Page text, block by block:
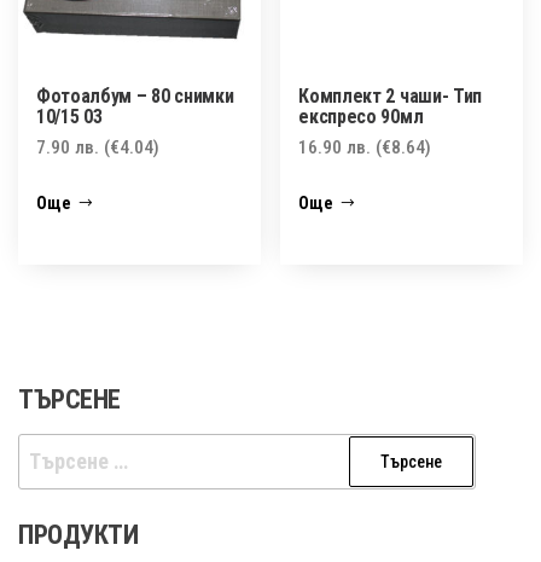
Фотоалбум – 80 снимки
10/15 03
7.90 лв. (€4.04)
Още
Комплект 2 чаши- Тип
експресо 90мл
16.90лв. (€8.64)
Още
ТЪРСЕНЕ
Търсене
за:
ПРОДУКТИ